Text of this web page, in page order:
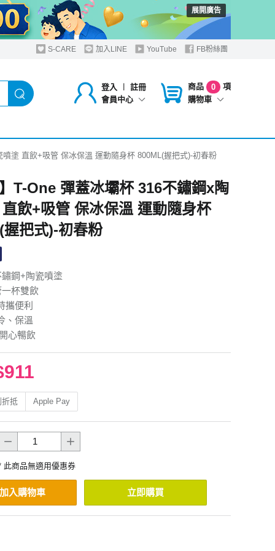
展開廣告
S-CARE 加入LINE YouTube FB粉絲團
登入 ︱
註冊
會員中心
商品 0
項
購物車
噴塗 直飲+吸管 保冰保溫 運動隨身杯 800ML(握把式)-初春粉
】T-One 彈蓋冰壩杯 316不鏽鋼x陶
飲+吸管 保冰保溫 運動隨身杯
握把式)-初春粉
鋼+陶瓷噴塗
杯雙飲
攜便利
、保溫
心暢飲
抵 Apple Pay
此商品無適用優惠券
加入購物車 立即購買